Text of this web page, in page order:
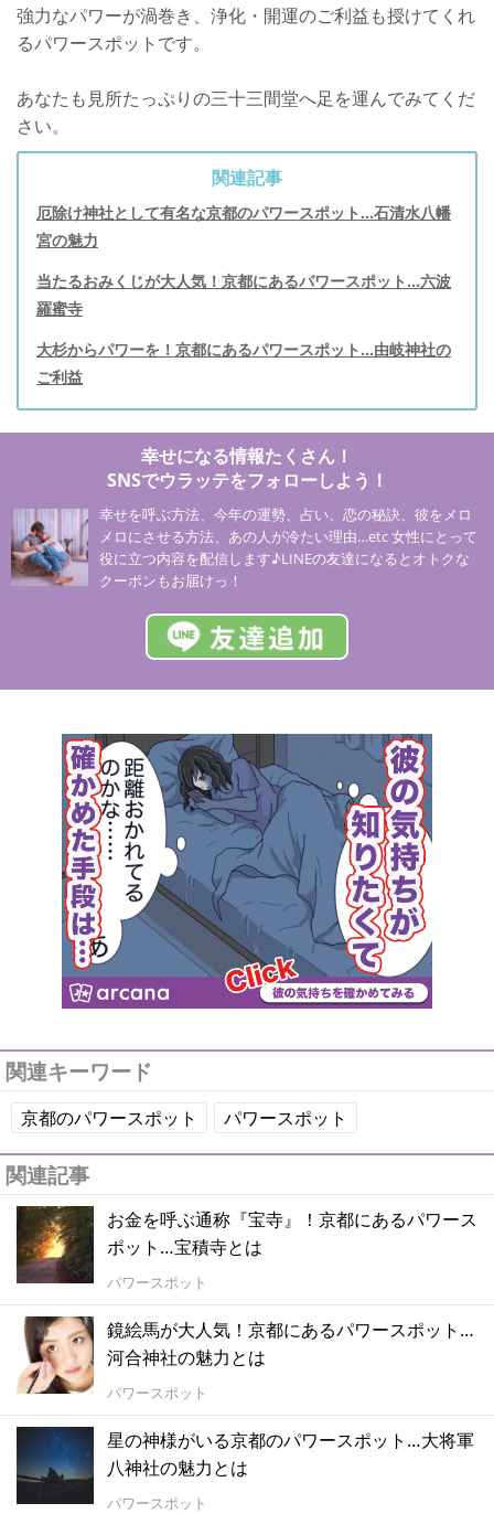
強力なパワーが渦巻き、浄化・開運のご利益も授けてくれ
るパワースポットです。
あなたも見所たっぷりの三十三間堂へ足を運んでみてくだ
さい。
関連記事
厄除け神社として有名な京都のパワースポット…石清水八幡
宮の魅力
当たるおみくじが大人気！京都にあるパワースポット…六波
羅蜜寺
大杉からパワーを！京都にあるパワースポット…由岐神社の
ご利益
幸せになる情報たくさん！
SNSでウラッテをフォローしよう！
幸せを呼ぶ方法、今年の運勢、占い、恋の秘訣、彼をメロ
メロにさせる方法、あの人が冷たい理由…etc 女性にとって
役に立つ内容を配信します♪LINEの友達になるとオトクな
クーポンもお届けっ！
関連キーワード
京都のパワースポット パワースポット
関連記事
お金を呼ぶ通称『宝寺』！京都にあるパワース
ポット…宝積寺とは
パワースポット
鏡絵馬が大人気！京都にあるパワースポット…
河合神社の魅力とは
パワースポット
星の神様がいる京都のパワースポット…大将軍
八神社の魅力とは
パワースポット